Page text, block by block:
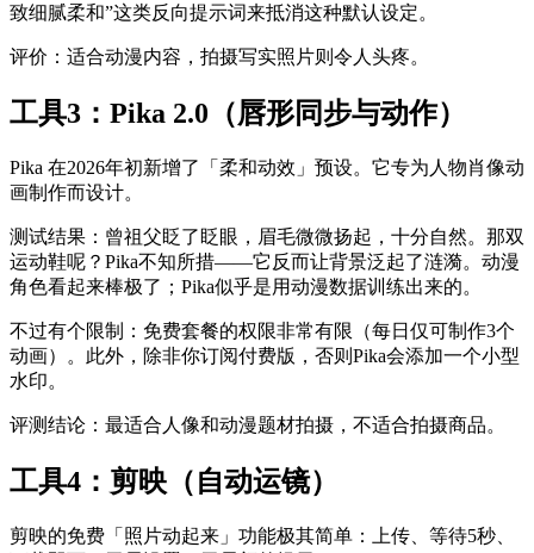
致细腻柔和”这类反向提示词来抵消这种默认设定。
评价：适合动漫内容，拍摄写实照片则令人头疼。
工具3：Pika 2.0（唇形同步与动作）
Pika 在2026年初新增了「柔和动效」预设。它专为人物肖像动
画制作而设计。
测试结果：曾祖父眨了眨眼，眉毛微微扬起，十分自然。那双
运动鞋呢？Pika不知所措——它反而让背景泛起了涟漪。动漫
角色看起来棒极了；Pika似乎是用动漫数据训练出来的。
不过有个限制：免费套餐的权限非常有限（每日仅可制作3个
动画）。此外，除非你订阅付费版，否则Pika会添加一个小型
水印。
评测结论：最适合人像和动漫题材拍摄，不适合拍摄商品。
工具4：剪映（自动运镜）
剪映的免费「照片动起来」功能极其简单：上传、等待5秒、